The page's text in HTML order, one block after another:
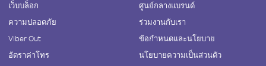
เว็บบล็อก
ความปลอดภัย
Viber Out
อัตราค่าโทร
ศูนย์กลางแบรนด์
ร่วมงานกับเรา
ข้อกำหนดและนโยบาย
นโยบายความเป็นส่วนตัว